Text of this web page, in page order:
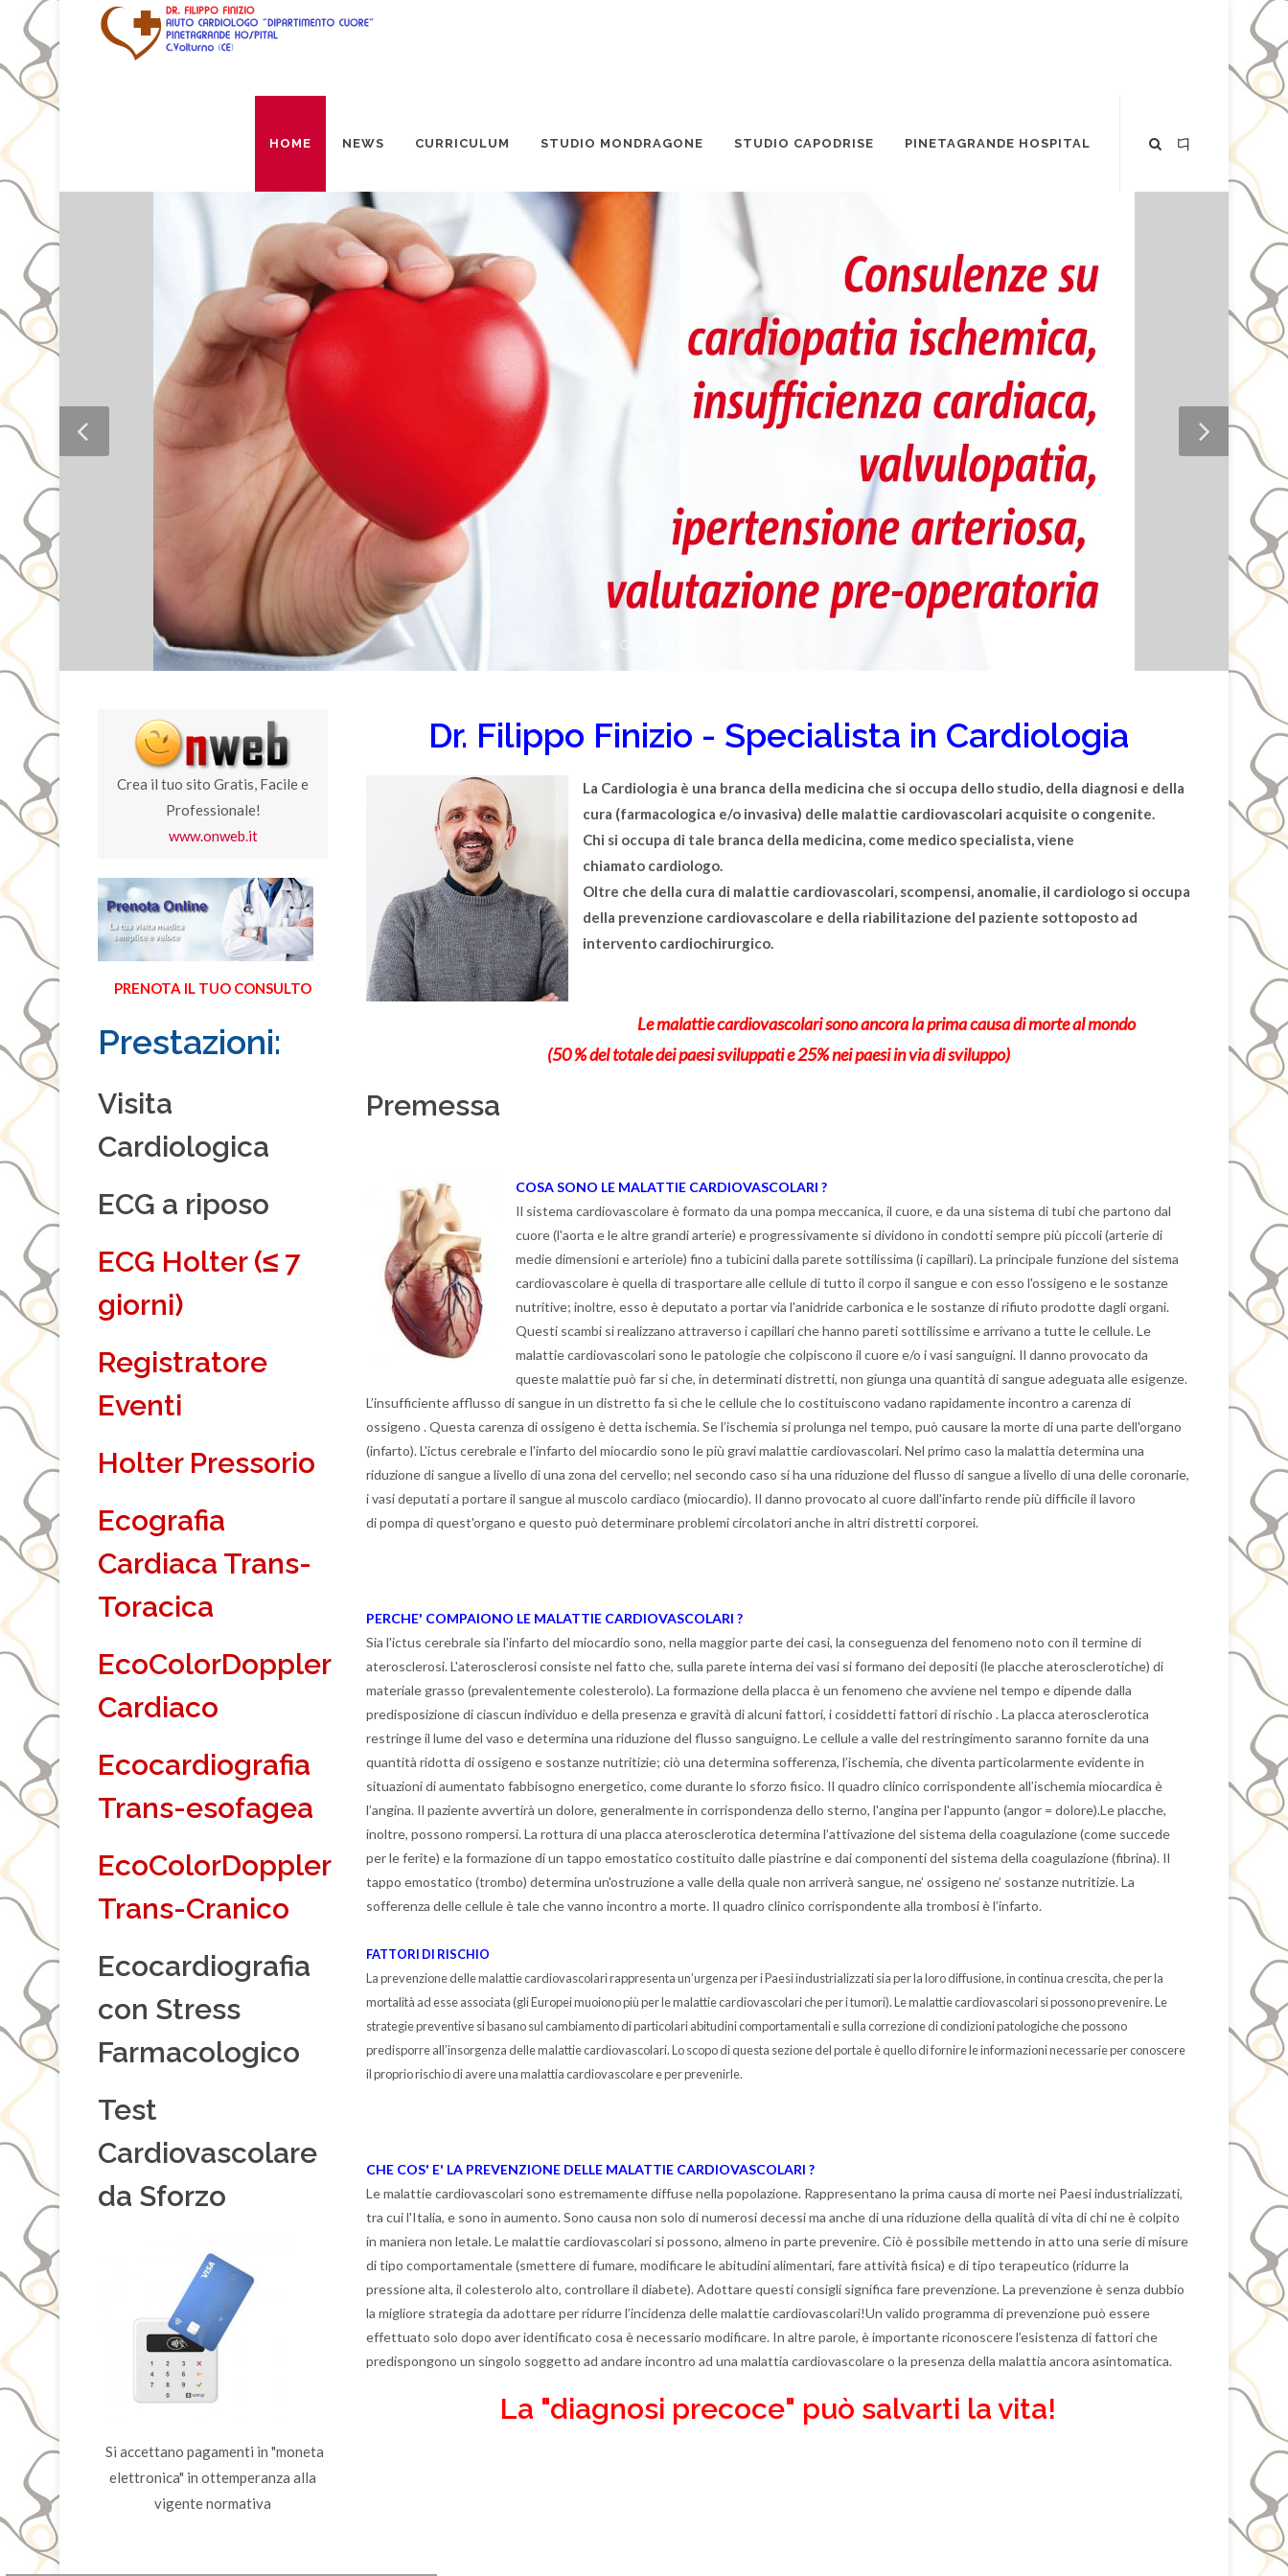
HOME NEWS CURRICULUM STUDIO MONDRAGONE STUDIO CAPODRISE PINETAGRANDE HOSPITAL
Dr. Filippo Finizio - Specialista in Cardiologia
La Cardiologia è una branca della medicina che si occupa dello studio, della diagnosi e della
cura (farmacologica e/o invasiva) delle malattie cardiovascolari acquisite o congenite.
Chi si occupa di tale branca della medicina, come medico specialista, viene
chiamato cardiologo.
Oltre che della cura di malattie cardiovascolari, scompensi, anomalie, il cardiologo si occupa
della prevenzione cardiovascolare e della riabilitazione del paziente sottoposto ad
intervento cardiochirurgico.
Lemalattie cardiovascolarisono ancora la prima causa di morte al mondo
(50 % del totale dei paesi sviluppati e 25% nei paesi in via di sviluppo)
Premessa
COSA SONO LE MALATTIE CARDIOVASCOLARI ?
Il sistema cardiovascolare è formato da una pompa meccanica, il cuore, e da una sistema di tubi che partono dal
cuore (l'aorta e le altre grandi arterie) e progressivamente si dividono in condotti sempre più piccoli (arterie di
medie dimensioni e arteriole) fino a tubicini dalla parete sottilissima (i capillari). La principale funzione del sistema
cardiovascolare è quella di trasportare alle cellule di tutto il corpo il sangue e con esso l'ossigeno e le sostanze
nutritive; inoltre, esso è deputato a portar via l'anidride carbonica e le sostanze di rifiuto prodotte dagli organi.
Questi scambi si realizzano attraverso i capillari che hanno pareti sottilissime e arrivano a tutte le cellule.Le
malattie cardiovascolari sono le patologie che colpiscono il cuore e/o i vasi sanguigni. Il danno provocato da
queste malattie può far si che, in determinati distretti, non giunga una quantità di sangue adeguata alle esigenze.
L’insufficiente afflusso di sangue in un distretto fa sì che le cellule che lo costituiscono vadano rapidamente incontro a carenza di
ossigeno .Questa carenza diossigeno è detta ischemia. Se l’ischemia si prolunga nel tempo, può causare la morte di una parte dell'organo
(infarto). L'ictus cerebrale e l'infarto del miocardio sono le più gravi malattie cardiovascolari. Nel primo caso la malattia determina una
riduzione di sangue a livello di una zona del cervello; nel secondo caso si ha una riduzione del flusso di sangue a livello di una delle coronarie,
i vasi deputati a portare il sangue al muscolo cardiaco (miocardio). Il danno provocato al cuore dall'infarto rende più difficile il lavoro
dipompa di quest'organo e questo può determinare problemi circolatori anche in altri distretti corporei.
PERCHE' COMPAIONO LE MALATTIE CARDIOVASCOLARI ?
Sia l'ictus cerebrale sia l'infarto del miocardio sono, nella maggior parte dei casi, la conseguenza del fenomeno noto con il termine di
aterosclerosi. L'aterosclerosi consiste nel fatto che, sulla parete interna dei vasi si formano dei depositi (le placche aterosclerotiche) di
materiale grasso (prevalentemente colesterolo). La formazione della placca è un fenomeno che avviene nel tempo e dipende dalla
predisposizione di ciascun individuo e della presenza e gravità di alcuni fattori, i cosiddetti fattori di rischio . La placca aterosclerotica
restringe il lume del vaso e determina una riduzione del flusso sanguigno. Le cellule a valle del restringimento saranno fornite da una
quantità ridotta di ossigeno e sostanze nutritizie; ciò una determina sofferenza, l’ischemia, che diventa particolarmente evidente in
situazioni di aumentato fabbisogno energetico, come durante lo sforzo fisico. Il quadro clinico corrispondente all’ischemia miocardica è
l’angina. Il paziente avvertirà un dolore, generalmente in corrispondenza dello sterno, l'angina per l'appunto (angor = dolore).Le placche,
inoltre, possono rompersi. La rottura di una placca aterosclerotica determina l’attivazione del sistema della coagulazione (come succede
per le ferite) e la formazione di un tappo emostatico costituito dalle piastrine e dai componenti del sistema della coagulazione (fibrina). Il
tappo emostatico (trombo) determina un'ostruzione a valle della quale non arriverà sangue, ne’ ossigeno ne’ sostanze nutritizie. La
sofferenza delle cellule è tale che vanno incontro a morte. Il quadro clinico corrispondente alla trombosi è l’infarto.
FATTORI DI RISCHIO
La prevenzione delle malattie cardiovascolari rappresenta un’urgenza per i Paesi industrializzati sia per la loro diffusione, in continua crescita, che per la
mortalità ad esse associata (gli Europei muoiono più per le malattie cardiovascolari che per i tumori). Le malattie cardiovascolari si possono prevenire. Le
strategie preventive si basano sul cambiamento di particolari abitudini comportamentali e sulla correzione di condizioni patologiche che possono
predisporre all’insorgenza delle malattie cardiovascolari. Lo scopo di questa sezione del portale è quello di fornire le informazioni necessarie per conoscere
il proprio rischio di avere una malattia cardiovascolare e per prevenirle.
CHE COS' E' LA PREVENZIONE DELLE MALATTIE CARDIOVASCOLARI ?
Le malattie cardiovascolari sono estremamente diffuse nella popolazione. Rappresentano la prima causa di morte nei Paesi industrializzati,
tra cui l'Italia, e sono in aumento. Sono causa non solo di numerosi decessi ma anche di una riduzione della qualità di vita di chi ne è colpito
in maniera non letale. Le malattie cardiovascolari si possono, almeno in parte prevenire. Ciò è possibile mettendo in atto una serie di misure
di tipo comportamentale (smettere di fumare, modificare le abitudini alimentari, fare attività fisica) e di tipo terapeutico (ridurre la
pressione alta, il colesterolo alto, controllare il diabete). Adottare questi consigli significa fare prevenzione. La prevenzione è senza dubbio
la migliore strategia da adottare per ridurre l’incidenza delle malattie cardiovascolari!Un valido programma di prevenzione può essere
effettuato solo dopo aver identificato cosa è necessario modificare. In altre parole, è importante riconoscere l’esistenza di fattori che
predispongono un singolo soggetto ad andare incontro ad una malattia cardiovascolare o la presenza della malattia ancora asintomatica.
La "diagnosi precoce" può salvarti la vita!
Crea il tuo sito Gratis, Facile e
Professionale!
www.onweb.it
PRENOTA IL TUO CONSULTO
Prestazioni:
Visita
Cardiologica
ECG a riposo
ECG Holter (≤ 7
giorni)
Registratore
Eventi
Holter Pressorio
Ecografia
Cardiaca Trans-
Toracica
EcoColorDoppler
Cardiaco
Ecocardiografia
Trans-esofagea
EcoColorDoppler
Trans-Cranico
Ecocardiografia
con Stress
Farmacologico
Test
Cardiovascolare
da Sforzo
Si accettano pagamenti in "moneta
elettronica" in ottemperanza alla
vigente normativa